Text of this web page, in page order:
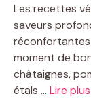
Les recettes
saveurs
réconfortantes
moment de
châtaignes,
étals … Lire plus